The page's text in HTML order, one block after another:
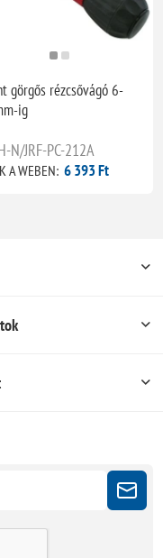
görgős rézcsővágó 6-
ig
N/JRF-PC-212A
A WEBEN: 6 393 Ft